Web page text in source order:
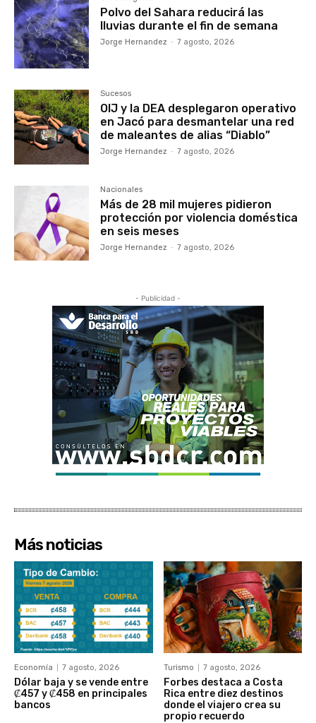
Polvo del Sahara reducirá las
lluvias durante el fin de semana
Jorge Hernandez - 7 agosto, 2026
Sucesos
OIJ y la DEA desplegaron operativo
en Jacó para desmantelar una red
de maleantes de alias “Diablo”
Jorge Hernandez - 7 agosto, 2026
Nacionales
Más de 28 mil mujeres pidieron
protección por violencia doméstica
en seis meses
Jorge Hernandez - 7 agosto, 2026
- Publicidad -
Más noticias
Economía 7 agosto, 2026
Dólar baja y se vende entre
₡457 y ₡458 en principales
bancos
Turismo 7 agosto, 2026
Forbes destaca a Costa
Rica entre diez destinos
donde el viajero crea su
propio recuerdo